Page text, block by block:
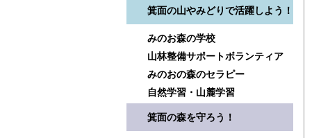
箕面の山やみどりで活躍しよう！
みのお森の学校
山林整備サポートボランティア
みのおの森のセラピー
自然学習・山麓学習
箕面の森を守ろう！